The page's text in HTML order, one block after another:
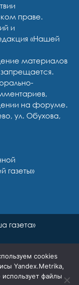
праве.
и
«Нашей
материалов
на форуме.
ул. Обухова,
газеты»
газета»
cookies
Yandex.Metrika,
файлы